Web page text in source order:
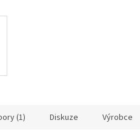
(1) Diskuze Výrobce